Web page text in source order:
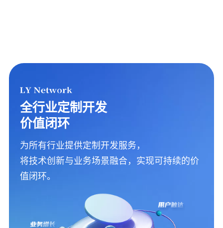
全行业定制开发
价值闭环
为所有行业提供定制开发服务，
将技术创新与业务场景融合，实现可持续的价
值闭环。